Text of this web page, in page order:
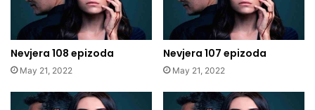
Nevjera 108 epizoda
May 21, 2022
Nevjera 107 epizoda
May 21, 2022